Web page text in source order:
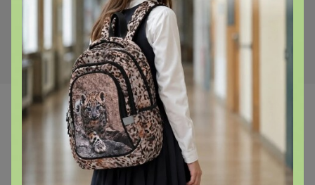
Самые желанные